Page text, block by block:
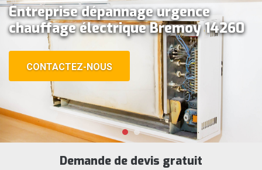
Entreprise dépannage urgence
chauffage électrique Bremoy 14260
CONTACTEZ-NOUS
Demande de devis gratuit